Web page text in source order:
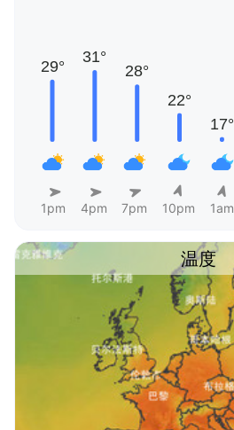
1pm 4pm 7pm 10pm 1am
温度